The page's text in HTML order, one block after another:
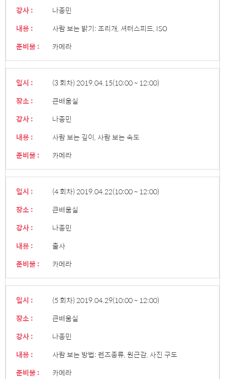
강사 :
나종민
내용 :
사람 보는 밝기: 조리개, 셔터스피드, ISO
준비물 :
카메라
일시 : (3 회차) 2019.04.15(10:00 ~ 12:00)
장소 :
큰배움실
강사 :
나종민
내용 :
사람 보는 깊이, 사람 보는 속도
준비물 :
카메라
일시 : (4 회차) 2019.04.22(10:00 ~ 12:00)
장소 :
큰배움실
강사 :
나종민
내용 :
출사
준비물 :
카메라
일시 : (5 회차) 2019.04.29(10:00 ~ 12:00)
장소 :
큰배움실
강사 :
나종민
내용 :
사람 보는 방법: 렌즈종류, 원근감, 사진 구도
준비물 :
카메라